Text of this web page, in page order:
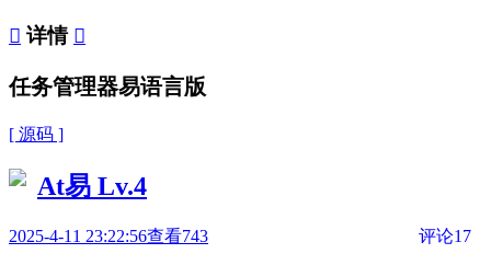
 详情 
任务管理器易语言版
[ 源码 ]
At易 Lv.4
2025-4-11 23:22:56查看743 评论17